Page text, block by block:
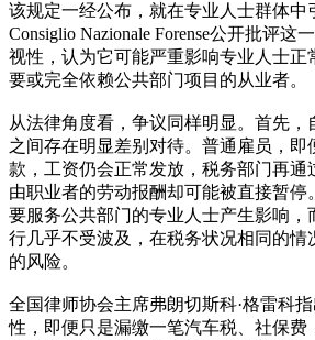
该规定一经公布，就在专业人士群体中
Consiglio Nazionale Forense公开批评这
视性，认为它可能严重影响专业人士正
要或完全依赖公共部门项目的从业者。
从法律角度看，争议同样明显。首先，
之间存在明显差别对待。普通雇员，即
款，工资仍会正常发放，税务部门再通
由职业者的劳动报酬却可能被直接暂停
要服务公共部门的专业人士产生影响，
行几乎不受波及，在税务状况相同的情
的风险。
全国律师协会主席弗朗切斯科·格雷科
性，即便只是漏缴一笔汽车税、社保费